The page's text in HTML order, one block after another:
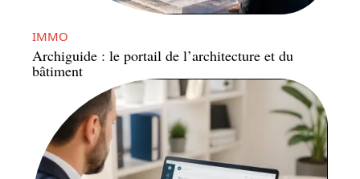
IMMO
Archiguide : le portail de l’architecture et du
bâtiment